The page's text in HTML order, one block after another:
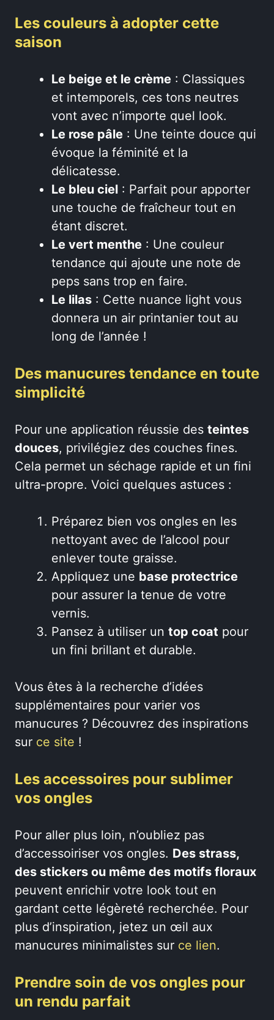
Les couleurs à adopter cette
saison
Le beige et le crème : Classiques
et intemporels, ces tons neutres
vont avec n’importe quel look.
Le rose pâle : Une teinte douce qui
évoque la féminité et la
délicatesse.
Le bleu ciel : Parfait pour apporter
une touche de fraîcheur tout en
étant discret.
Le vert menthe : Une couleur
tendance qui ajoute une note de
peps sans trop en faire.
Le lilas : Cette nuance light vous
donnera un air printanier tout au
long de l’année !
Des manucures tendance en toute
simplicité
Pour une application réussie des teintes
douces, privilégiez des couches fines.
Cela permet un séchage rapide et un fini
ultra-propre. Voici quelques astuces :
Préparez bien vos ongles en les
nettoyant avec de l’alcool pour
enlever toute graisse.
Appliquez une base protectrice
pour assurer la tenue de votre
vernis.
Pansez à utiliser un top coat pour
un fini brillant et durable.
Vous êtes à la recherche d’idées
supplémentaires pour varier vos
manucures ? Découvrez des inspirations
sur ce site !
Les accessoires pour sublimer
vos ongles
Pour aller plus loin, n’oubliez pas
d’accessoiriser vos ongles. Des strass,
des stickers ou même des motifs floraux
peuvent enrichir votre look tout en
gardant cette légèreté recherchée. Pour
plus d’inspiration, jetez un œil aux
manucures minimalistes sur ce lien.
Prendre soin de vos ongles pour
un rendu parfait